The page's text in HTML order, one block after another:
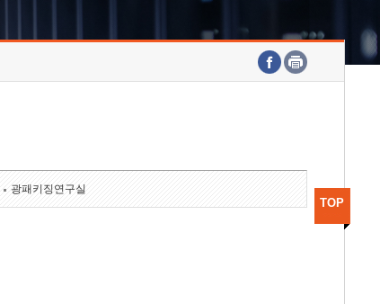
호남권연구본부
기획본부
광패키징연구실
TOP